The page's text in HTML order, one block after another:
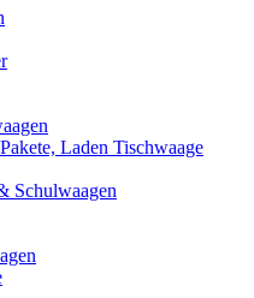
Laden Tischwaage
Schulwaagen